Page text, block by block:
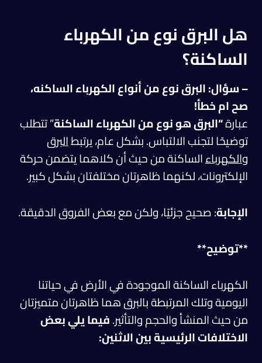
هل البرق نوع من الكهرباء
الساكنة؟
– سؤال: البرق نوع من أنواع الكهرباء الساكنه،
صح ام خطأ!
عبارة“البرق هو نوع من الكهرباء الساكنة” تتطلب
توضيحًا لتجنب الالتباس. بشكل عام، يرتبطالبرق
والكهرباءالساكنة من حيث أن كلاهما يتضمن حركة
الإلكترونات، لكنهما ظاهرتان مختلفتان بشكل كبير.
الإجابة: صحيح جزئيًا، ولكن مع بعض الفروق الدقيقة.
**توضيح**
الكهرباء الساكنة الموجودة في الأرض في حياتنا
اليومية وتلك المرتبطة بالبرق هما ظاهرتان متميزتان
من حيث المنشأ والحجم والتأثير.فيما يلي بعض
الاختلافات الرئيسية بين الاثنين: